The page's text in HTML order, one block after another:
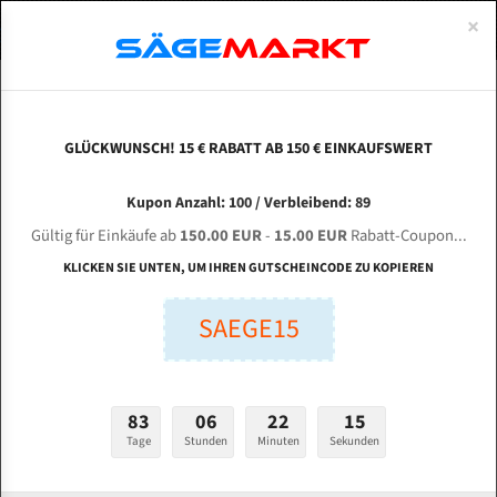
WAY TRAIN WS - 20 für 4130 mm Bi-Metall
Bandsägeblätter
Länge (mm):
Stärken + Zahnteilung:
mm
ABOUTS
ENGLISH
Bi-Metall Meterware
Fleischerei Bandsägeblätter
Bandmesser Glatt Meterware
Konvex Meterware
×
GLÜCKWUNSCH! 15 € RABATT AB 150 € EINKAUFSWERT
Kupon Anzahl: 100 / Verbleibend: 89
Gültig für Einkäufe ab150.00 EUR- 15.00 EURRabatt-Coupon...
KLICKEN SIE UNTEN, UM IHREN GUTSCHEINCODE ZU KOPIEREN
SAEGE15
83
Tage
06
Stunden
22
Minuten
14
Sekunden